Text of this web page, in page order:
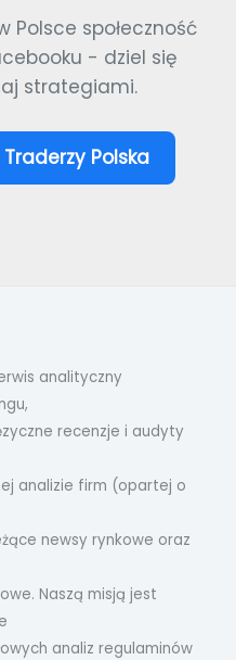
Polsce społeczność
- dziel się
strategiami.
Polska
analityczny
recenzje i audyty
analizie firm (opartej o
newsy rynkowe oraz
Naszą misją jest
analiz regulaminów